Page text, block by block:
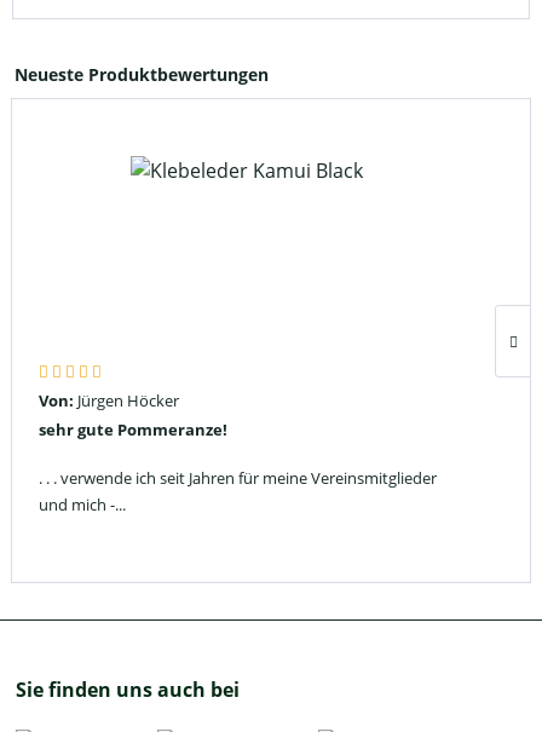
Neueste Produktbewertungen
Von: Jürgen Höcker
sehr gute Pommeranze!
. . . verwende ich seit Jahren für meine Vereinsmitglieder
und mich -...
Sie finden uns auch bei